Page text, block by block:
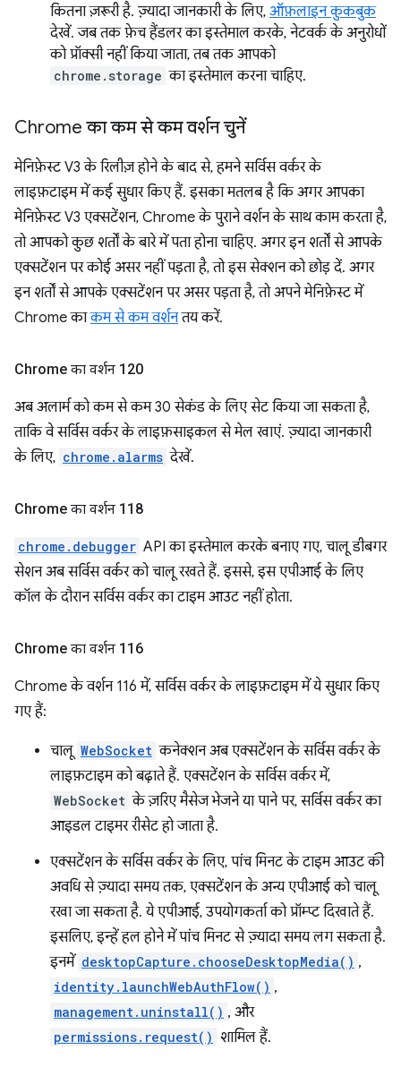
कितना ज़रूरी है. ज़्यादा जानकारी के लिए, ऑफ़लाइन कुकबुक
देखें. जब तक फ़ेच हैंडलर का इस्तेमाल करके, नेटवर्क के अनुरोधों
को प्रॉक्सी नहीं किया जाता, तब तक आपको
chrome.storage का इस्तेमाल करना चाहिए.
Chrome का कम से कम वर्शन चुनें
मेनिफ़ेस्ट V3 के रिलीज़ होने के बाद से, हमने सर्विस वर्कर के
लाइफ़टाइम में कई सुधार किए हैं. इसका मतलब है कि अगर आपका
मेनिफ़ेस्ट V3 एक्सटेंशन, Chrome के पुराने वर्शन के साथ काम करता है,
तो आपको कुछ शर्तों के बारे में पता होना चाहिए. अगर इन शर्तों से आपके
एक्सटेंशन पर कोई असर नहीं पड़ता है, तो इस सेक्शन को छोड़ दें. अगर
इन शर्तों से आपके एक्सटेंशन पर असर पड़ता है, तो अपने मेनिफ़ेस्ट में
Chrome काकम से कम वर्शनतय करें.
Chrome का वर्शन 120
अब अलार्म को कम से कम 30 सेकंड के लिए सेट किया जा सकता है,
ताकि वे सर्विस वर्कर के लाइफ़साइकल से मेल खाएं. ज़्यादा जानकारी
के लिए, chrome.alarms देखें.
Chrome का वर्शन 118
chrome.debugger API का इस्तेमाल करके बनाए गए, चालू डीबगर
सेशन अब सर्विस वर्कर को चालू रखते हैं. इससे, इस एपीआई के लिए
कॉल के दौरान सर्विस वर्कर का टाइम आउट नहीं होता.
Chrome का वर्शन 116
Chrome के वर्शन 116 में, सर्विस वर्कर के लाइफ़टाइम में ये सुधार किए
गए हैं:
चालू WebSocket कनेक्शन अब एक्सटेंशन के सर्विस वर्कर के
लाइफ़टाइम को बढ़ाते हैं. एक्सटेंशन के सर्विस वर्कर में,
WebSocket के ज़रिए मैसेज भेजने या पाने पर, सर्विस वर्कर का
आइडल टाइमर रीसेट हो जाता है.
एक्सटेंशन के सर्विस वर्कर के लिए, पांच मिनट के टाइम आउट की
अवधि से ज़्यादा समय तक, एक्सटेंशन के अन्य एपीआई को चालू
रखा जा सकता है. ये एपीआई, उपयोगकर्ता को प्रॉम्प्ट दिखाते हैं.
इसलिए, इन्हें हल होने में पांच मिनट से ज़्यादा समय लग सकता है.
इनमें desktopCapture.chooseDesktopMedia() ,
identity.launchWebAuthFlow() ,
management.uninstall() , और
permissions.request() शामिल हैं.